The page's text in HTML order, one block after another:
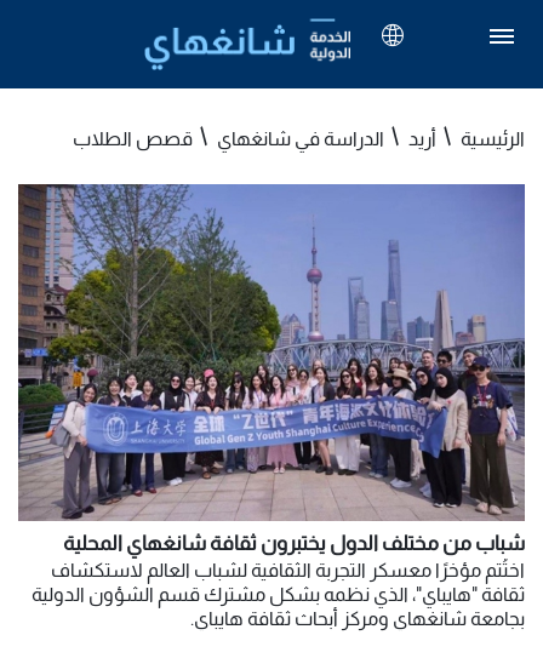
الرئيسية أريد الدراسة في شانغهاي قصص الطلاب
شباب من مختلف الدول يختبرون ثقافة شانغهاي المحلية
اختُتم مؤخرًا معسكر التجربة الثقافية لشباب العالم لاستكشاف
ثقافة "هايباي"، الذي نظمه بشكل مشترك قسم الشؤون الدولية
بجامعة شانغهاي ومركز أبحاث ثقافة هايباي.